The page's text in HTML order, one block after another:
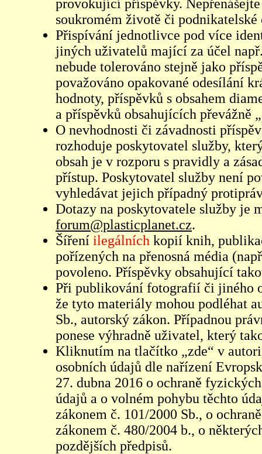
provokující příspěvky.
soukromém životě či podnikatelské
Přispívání jednotlivce pod více
jiných uživatelů mající za účel
nebude tolerováno stejně jako
považováno opakované odesílání
hodnoty, příspěvků s obsahem
a příspěvků obsahujících převážně
O nevhodnosti či závadnosti
rozhoduje poskytovatel služby,
obsah je v rozporu s pravidly a
přístup. Poskytovatel služby není
vyhledávat jejich případný
Dotazy na poskytovatele služby je
forum@plasticplanet.cz.
Šíření ilegálních kopií knih,
pořízených na přenosná média
povoleno. Příspěvky obsahující
Při publikování fotografií či jiného
že tyto materiály mohou podléhat
Sb., autorský zákon. Případnou
ponese výhradně uživatel, který
Kliknutím na tlačítko „zde“ v
osobních údajů dle nařízení
27. dubna 2016 o ochraně
údajů a o volném pohybu těchto
zákonem č. 101/2000 Sb., o
zákonem č. 480/2004 b., o
pozdějších předpisů.